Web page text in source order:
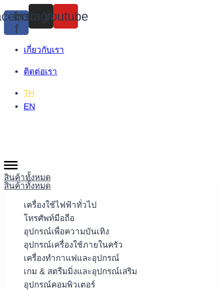
Skip
to
content
f
Instagram
Youtube
เกี่ยวกับเรา
ติดต่อเรา
TH
EN
สินค้าทั้งหมด
สินค้าทั้งหมด
เครื่องใช้ไฟฟ้าทั่วไป
โทรศัพท์มือถือ
อุปกรณ์เพื่อความบันเทิง
อุปกรณ์เครื่องใช้ภายในครัว
เครื่องทำกาแฟและอุปกรณ์
เกม & สตรีมมิ่งและอุปกรณ์เสริม
อุปกรณ์คอมพิวเตอร์